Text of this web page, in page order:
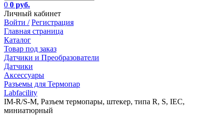
0 0 руб.
Личный кабинет
Войти / Регистрация
Главная страница
Каталог
Товар под заказ
Датчики и Преобразователи
Датчики
Аксессуары
Разъемы для Термопар
Labfacility
IM-R/S-M, Разъем термопары, штекер, типа R, S, IEC,
миниатюрный